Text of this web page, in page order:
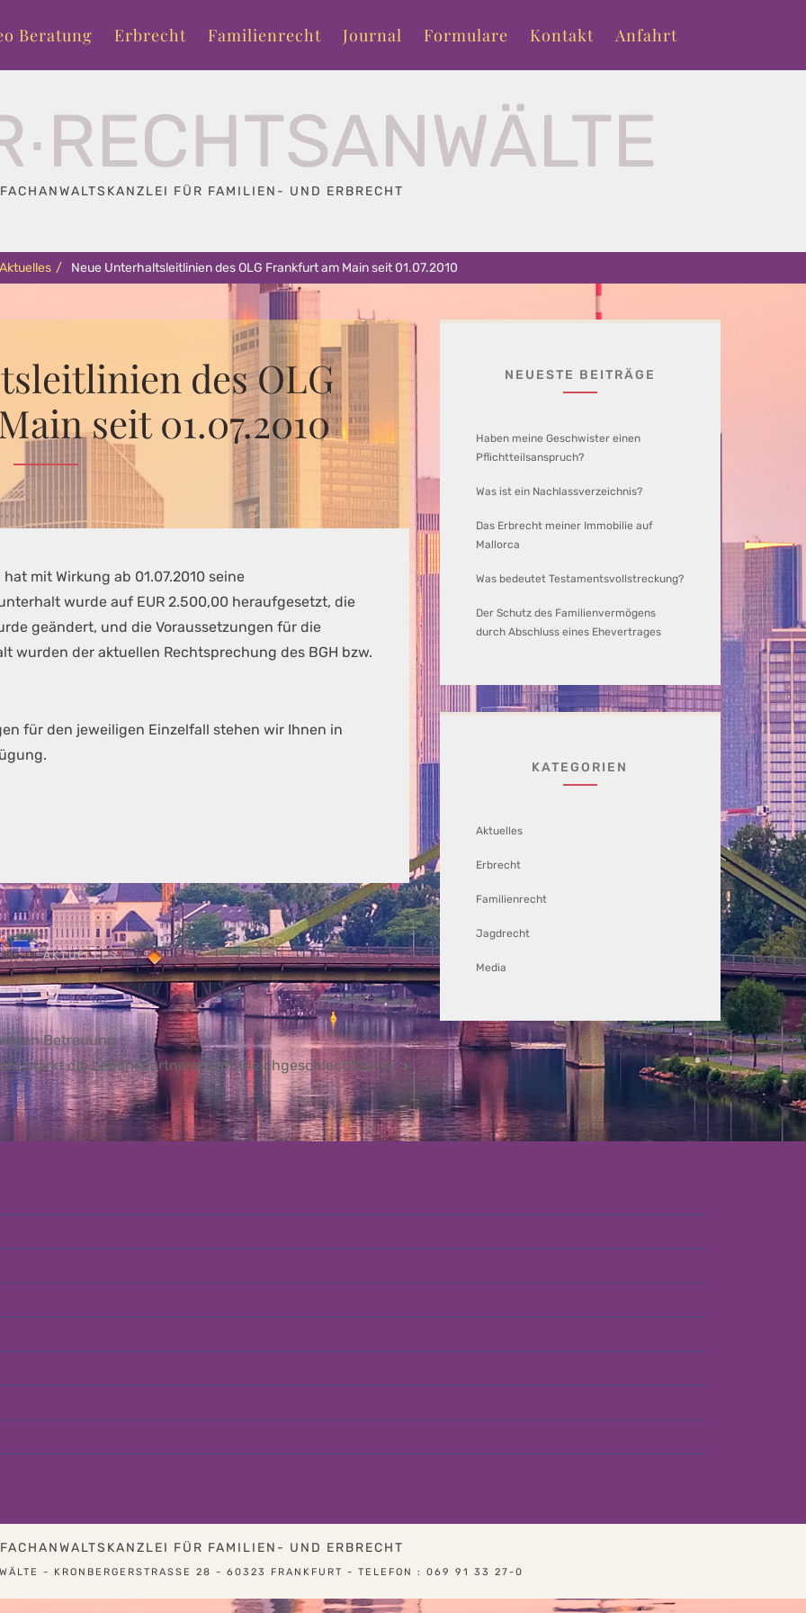
Beratung Erbrecht Familienrecht Journal Formulare Kontakt Anfahrt
FACHANWALTSKANZLEI FÜR FAMILIEN- UND ERBRECHT
Aktuelles / Neue Unterhaltsleitlinien des OLG Frankfurt am Main seit 01.07.2010
des OLG
seit 01.07.2010
mit Wirkung ab 01.07.2010 seine
wurde auf EUR 2.500,00 heraufgesetzt, die
geändert, und die Voraussetzungen für die
wurden der aktuellen Rechtsprechung des BGH bzw.
für den jeweiligen Einzelfall stehen wir Ihnen in
INAKTUELLES
Betreuung
stärkt die Lebenspartnerschaft Gleichgeschlechtlicher
NEUESTE BEITRÄGE
Haben meine Geschwister einen
Pflichtteilsanspruch?
Was ist ein Nachlassverzeichnis?
Das Erbrecht meiner Immobilie auf
Mallorca
Was bedeutet Testamentsvollstreckung?
Der Schutz des Familienvermögens
durch Abschluss eines Ehevertrages
KATEGORIEN
Aktuelles
Erbrecht
Familienrecht
Jagdrecht
Media
FACHANWALTSKANZLEI FÜR FAMILIEN- UND ERBRECHT
- KRONBERGERSTRASSE 28 - 60323 FRANKFURT - TELEFON : 069 91 33 27-0